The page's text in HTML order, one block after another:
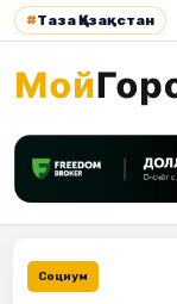
#Таза Қазақстан
Социум